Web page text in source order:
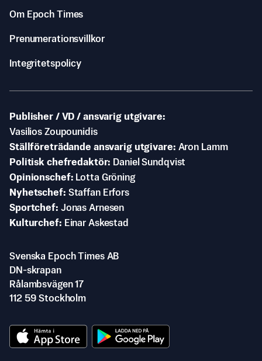
Om Epoch Times
Prenumerationsvillkor
Integritetspolicy
Publisher / VD / ansvarig utgivare
Vasilios Zoupounidis
Ställföreträdande ansvarig utgivare Aron Lamm
Politisk chefredaktör
Daniel Sundqvist
Opinionschef
Lotta Gröning
Nyhetschef Staffan Erfors
Sportchef Jonas Arnesen
Kulturchef
Einar Askestad
Svenska Epoch Times AB
DN-skrapan
Rålambsvägen 17
112 59 Stockholm